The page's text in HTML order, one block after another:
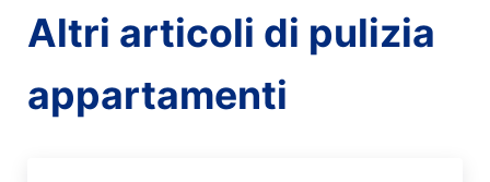
Altri articoli di pulizia
appartamenti